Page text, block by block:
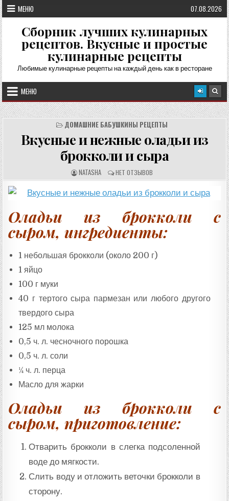
Перейти
к
содержимому
МЕНЮ 07.08.2026
Сборник лучших кулинарных
рецептов. Вкусные и простые
кулинарные рецепты
Любимые кулинарные рецепты на каждый день как в ресторане
МЕНЮ
ДОМАШНИЕ БАБУШКИНЫ РЕЦЕПТЫ
Вкусные и нежные оладьи из
брокколи и сыра
А
В
Т
О
Р
Т
А
NATASHA О
Т
З
Ы
В
НЕТ ОТЗЫВОВ
Оладьи из брокколи с
сыром, ингредиенты:
1 небольшая брокколи (около 200 г)
1 яйцо
100 г муки
40 г тертого сыра пармезан или любого другого
твердого сыра
125 мл молока
0,5 ч. л. чесночного порошка
0,5 ч. л. соли
¼ ч. л. перца
Масло для жарки
Оладьи из брокколи с
сыром, приготовление:
Отварить брокколи в слегка подсоленной
воде до мягкости.
Слить воду и отложить веточки брокколи в
сторону.